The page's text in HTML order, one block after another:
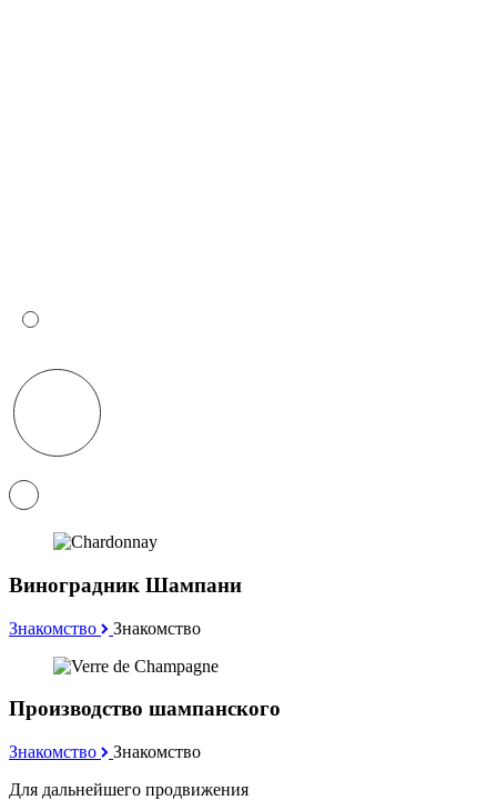
Виноградник Шампани
Знакомство Знакомство
Производство шампанского
Знакомство
Знакомство
Для дальнейшего продвижения